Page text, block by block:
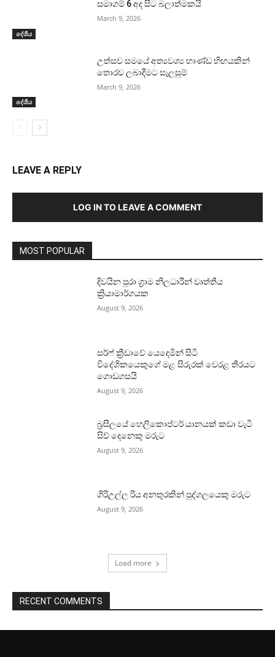
දේශීය
සමාගම් 6 අද සිට බලාත්මකයි
March 9, 2026
දේශීය
උත්සව සමයේ අත්‍යවශ්‍ය භාණ්ඩ හිඟයකින්
තොරව ලබාදීමට සැලසුම්
March 9, 2026
LEAVE A REPLY
LOG IN TO LEAVE A COMMENT
MOST POPULAR
දිවයින පුරා ග්‍රාම නිලධාරීන් වෘත්තීය
ක්‍රියාමාර්ගයක
August 9, 2026
සර්ෆ් ක්‍රීඩාවේ යෙදෙමින් සිටි
විදේශිකයෙකුගේ මළ සිරුරක් වෙරළ තීරයට
ගොඩගසයි
August 9, 2026
බ්‍රසීලයේ හෙලිකොප්ටර් යානයක් කඩා වැටී
සිව් දෙනෙකු මරුට
August 9, 2026
ගිරිඋල්ල රිය අනතුරකින් පුද්ගලයෙකු මරුට
August 9, 2026
Load more
RECENT COMMENTS